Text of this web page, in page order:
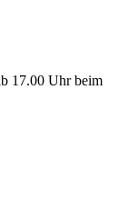
17.00 Uhr beim